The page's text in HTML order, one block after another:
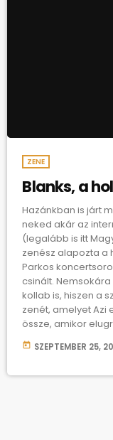
ZENE
Blanks, a
Hazánkban is járt
neked akár az
(legalább is itt
zenész alapozta a
Parkos
csinált.
kollab is, hiszen a
zenét, amelyet Azi
össze, amikor
today SZEPTEMBER 25,